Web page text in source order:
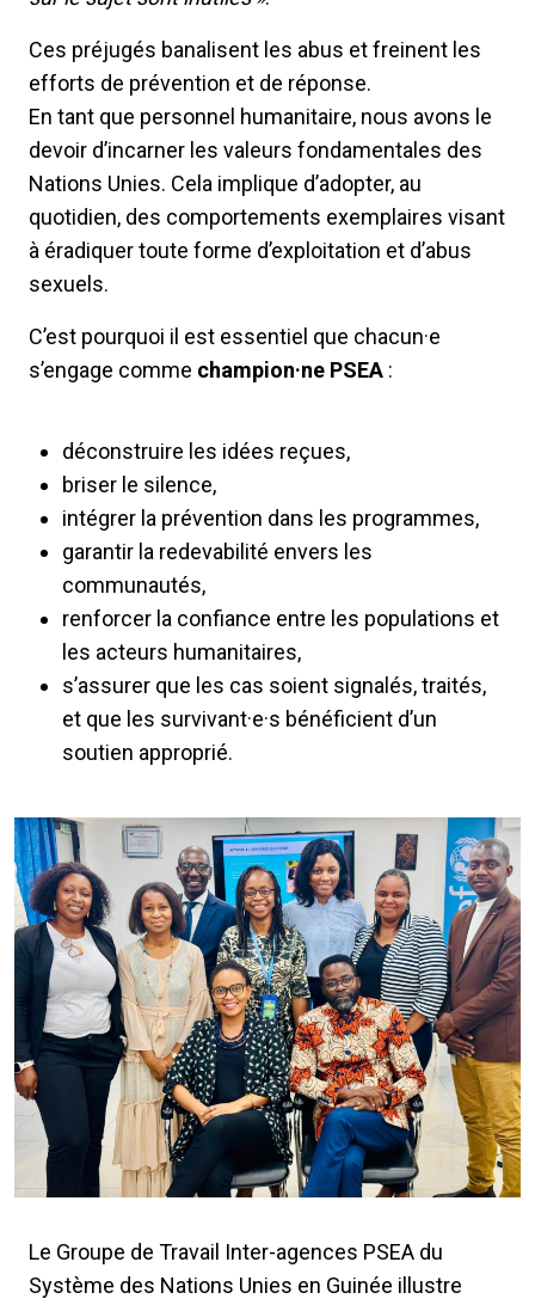
Ces préjugés banalisent les abus et freinent les
efforts de prévention et de réponse.
En tant que personnel humanitaire, nous avons le
devoir d’incarner les valeurs fondamentales des
Nations Unies. Cela implique d’adopter, au
quotidien, des comportements exemplaires visant
à éradiquer toute forme d’exploitation et d’abus
sexuels.
C’est pourquoi il est essentiel que chacun·e
s’engage comme champion·ne PSEA :
déconstruire les idées reçues,
briser le silence,
intégrer la prévention dans les programmes,
garantir la redevabilité envers les
communautés,
renforcer la confiance entre les populations et
les acteurs humanitaires,
s’assurer que les cas soient signalés, traités,
et que les survivant·e·s bénéficient d’un
soutien approprié.
Le Groupe de Travail Inter-agences PSEA du
Système des Nations Unies en Guinée illustre